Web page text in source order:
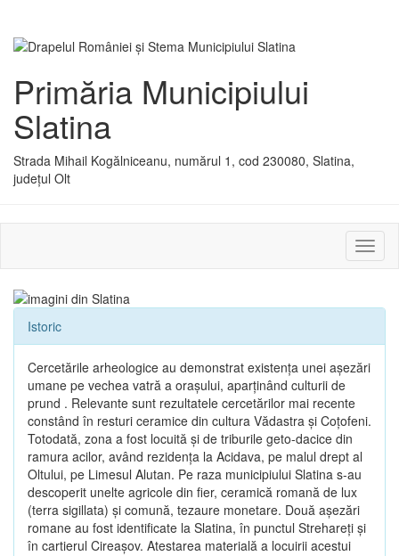
Primăria Municipiului
Slatina
Strada Mihail Kogălniceanu, numărul 1, cod 230080, Slatina,
județul Olt
sau
Istoric
Cercetările arheologice au demonstrat existenţa unei aşezări
umane pe vechea vatră a oraşului, aparţinând culturii de
prund . Relevante sunt rezultatele cercetărilor mai recente
constând în resturi ceramice din cultura Vădastra şi Coţofeni.
Totodată, zona a fost locuită şi de triburile geto-dacice din
ramura acilor, având rezidenţa la Acidava, pe malul drept al
Oltului, pe Limesul Alutan. Pe raza municipiului Slatina s-au
descoperit unelte agricole din fier, ceramică romană de lux
(terra sigillata) şi comună, tezaure monetare. Două aşezări
romane au fost identificate la Slatina, în punctul Strehareţi şi
în cartierul Cireaşov. Atestarea materială a locuirii acestui